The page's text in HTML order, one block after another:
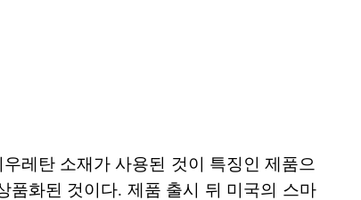
레탄 소재가 사용된 것이 특징인 제품으
품화된 것이다. 제품 출시 뒤 미국의 스마